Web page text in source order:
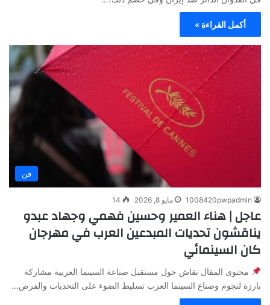
أكمل القراءة »
فن
1008420pwpadmin مايو 8, 2026 14
عاجل | هناء العمير وحسين فهمي وجهاد عبدو
يناقشون تحديات المبدعين العرب في مهرجان
كان السينمائي
محتوى المقال نقاش حول مستقبل صناعة السينما العربية مشاركة
بارزة لنجوم وصناع السينما العرب تسليط الضوء على التحديات والفرص…